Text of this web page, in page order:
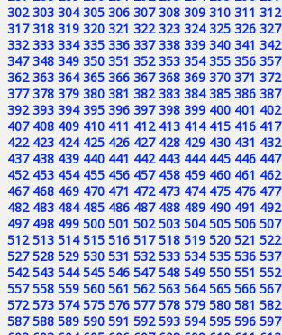
302 303 304 305 306 307 308 309 310 311 312
317 318 319 320 321 322 323 324 325 326 327
332 333 334 335 336 337 338 339 340 341 342
347 348 349 350 351 352 353 354 355 356 357
362 363 364 365 366 367 368 369 370 371 372
377 378 379 380 381 382 383 384 385 386 387
392 393 394 395 396 397 398 399 400 401 402
407 408 409 410 411 412 413 414 415 416 417
422 423 424 425 426 427 428 429 430 431 432
437 438 439 440 441 442 443 444 445 446 447
452 453 454 455 456 457 458 459 460 461 462
467 468 469 470 471 472 473 474 475 476 477
482 483 484 485 486 487 488 489 490 491 492
497 498 499 500 501 502 503 504 505 506 507
512 513 514 515 516 517 518 519 520 521 522
527 528 529 530 531 532 533 534 535 536 537
542 543 544 545 546 547 548 549 550 551 552
557 558 559 560 561 562 563 564 565 566 567
572 573 574 575 576 577 578 579 580 581 582
587 588 589 590 591 592 593 594 595 596 597